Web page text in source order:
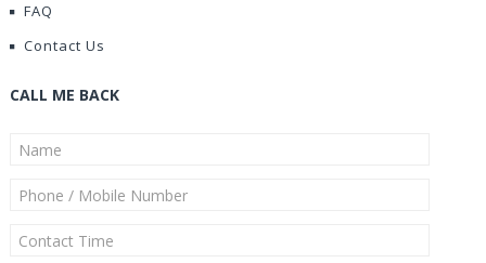
FAQ
Contact Us
CALL ME BACK